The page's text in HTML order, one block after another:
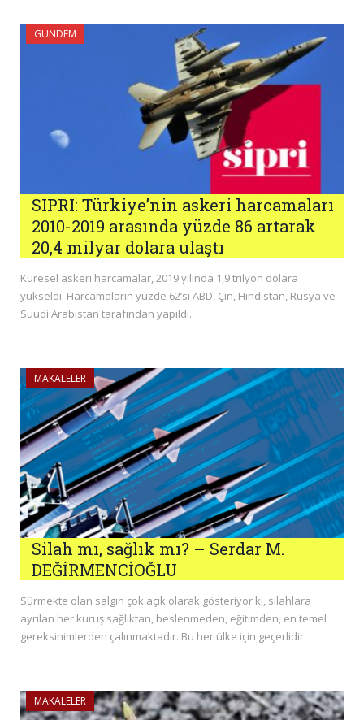
GÜNDEM
SIPRI: Türkiye’nin askeri harcamaları
2010-2019 arasında yüzde 86 artarak
20,4 milyar dolara ulaştı
Küresel askeri harcamalar, 2019 yılında 1,9 trilyon dolara
yükseldi. Harcamaların yüzde 62’si ABD, Çin, Hindistan, Rusya ve
Suudi Arabistan tarafından yapıldı.
MAKALELER
Silah mı, sağlık mı? – Serdar M.
DEĞİRMENCİOĞLU
Sürmekte olan salgın çok açık olarak gösteriyor ki, silahlara
ayrılan her kuruş sağlıktan, beslenmeden, eğitimden, en temel
gereksinimlerden çalınmaktadır. Bu her ülke için geçerlidir.
MAKALELER